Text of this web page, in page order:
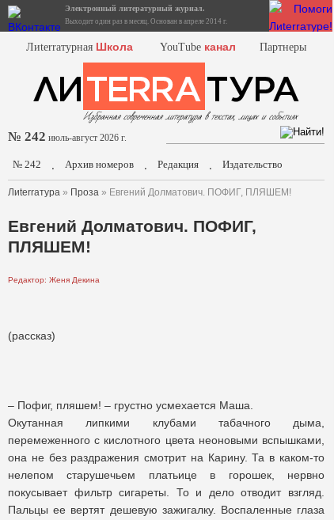
Электронный литературный журнал.
Выходит один раз в месяц. Основан в апреле 2014 г.
Лиterraтурная Школа YouTube канал Партнеры
№ 242 июль-август 2026 г.
№ 242 . Архив номеров . Редакция . Издательство
Лиterraтура » Проза » Евгений Долматович. ПОФИГ, ПЛЯШЕМ!
Евгений Долматович. ПОФИГ,
ПЛЯШЕМ!
Редактор: Женя Декина
(рассказ)
– Пофиг, пляшем! – грустно усмехается Маша.
Окутанная липкими клубами табачного дыма,
перемеженного с кислотного цвета неоновыми вспышками,
она не без раздражения смотрит на Карину. Та в каком-то
нелепом старушечьем платьице в горошек, нервно
покусывает фильтр сигареты. То и дело отводит взгляд.
Пальцы ее вертят дешевую зажигалку. Воспаленные глаза